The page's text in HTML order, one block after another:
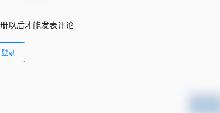
以后才能发表评论
登录